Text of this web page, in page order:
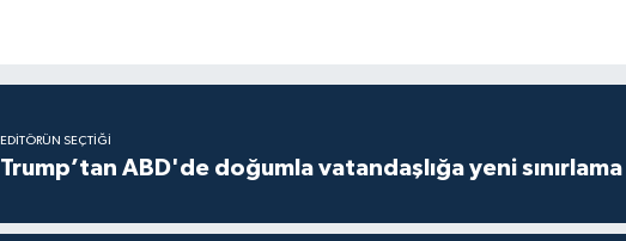
EDITÖRÜN SEÇTIĞI
Trump’tan ABD'de doğumla vatandaşlığa yeni sınırlama